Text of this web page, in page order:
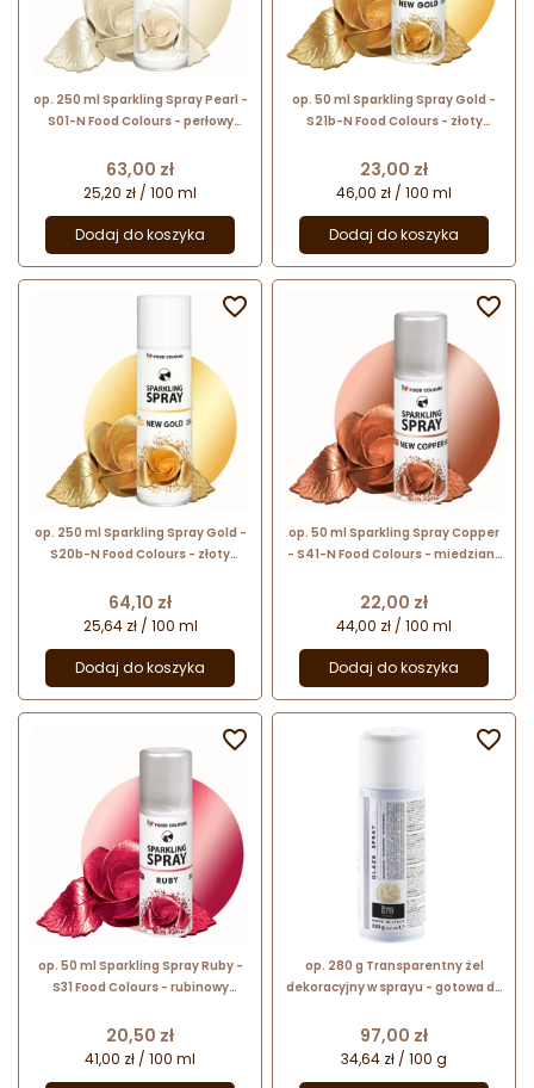
op. 250 ml Sparkling Spray Pearl -
S01-N Food Colours - perłowy
Cena
63,00 zł
25,20 zł / 100 ml
Dodaj do koszyka
op. 50 ml Sparkling Spray Gold -
S21b-N Food Colours - złoty
metalicznym połyskiem
Cena
23,00 zł
46,00 zł / 100 ml
Dodaj do koszyka
op. 250 ml Sparkling Spray Gold -
S20b-N Food Colours - złoty
metalicznym połyskiem
Cena
64,10 zł
25,64 zł / 100 ml
Dodaj do koszyka

op. 50 ml Sparkling Spray Copper
- S41-N Food Colours - miedziany
metalicznym połyskiem
Cena
22,00 zł
44,00 zł / 100 ml
Dodaj do koszyka

op. 50 ml Sparkling Spray Ruby -
S31 Food Colours - rubinowy
metalicznym połyskiem
Cena
20,50 zł
41,00 zł / 100 ml

op. 280 g Transparentny żel
dekoracyjny w sprayu - gotowa do
Spray Silikomart
Cena
97,00 zł
34,64 zł / 100 g
